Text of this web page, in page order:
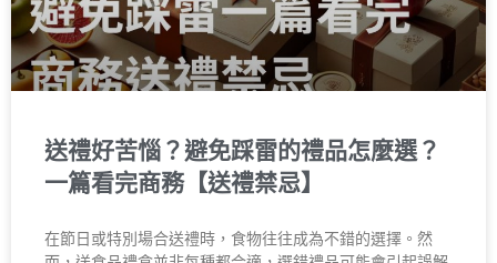
送禮好苦惱？避免踩雷的禮品怎麼選？
一篇看完商務【送禮禁忌】
在節日或特別場合送禮時，食物往往成為不錯的選擇。然